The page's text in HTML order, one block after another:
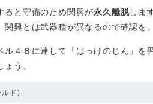
ると守備のため関興が永久離脱しま
興とは武器種が異なるので確認を。
ル４８に達して「はっけのじん」
う。
ド)